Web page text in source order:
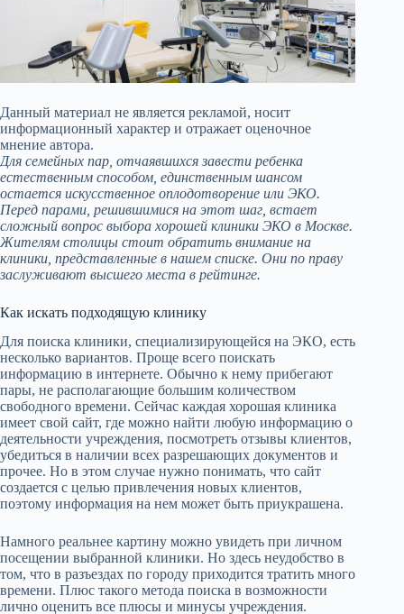
Данный материал не является рекламой, носит
информационный характер и отражает оценочное
мнение автора.
Для семейных пар, отчаявшихся завести ребенка
естественным способом, единственным шансом
остается искусственное оплодотворение или ЭКО.
Перед парами, решившимися на этот шаг, встает
сложный вопрос выбора хорошей клиники ЭКО в Москве.
Жителям столицы стоит обратить внимание на
клиники, представленные в нашем списке. Они по праву
заслуживают высшего места в рейтинге.
Как искать подходящую клинику
Для поиска клиники, специализирующейся на ЭКО, есть
несколько вариантов. Проще всего поискать
информацию в интернете. Обычно к нему прибегают
пары, не располагающие большим количеством
свободного времени. Сейчас каждая хорошая клиника
имеет свой сайт, где можно найти любую информацию о
деятельности учреждения, посмотреть отзывы клиентов,
убедиться в наличии всех разрешающих документов и
прочее. Но в этом случае нужно понимать, что сайт
создается с целью привлечения новых клиентов,
поэтому информация на нем может быть приукрашена.
Намного реальнее картину можно увидеть при личном
посещении выбранной клиники. Но здесь неудобство в
том, что в разъездах по городу приходится тратить много
времени. Плюс такого метода поиска в возможности
лично оценить все плюсы и минусы учреждения.